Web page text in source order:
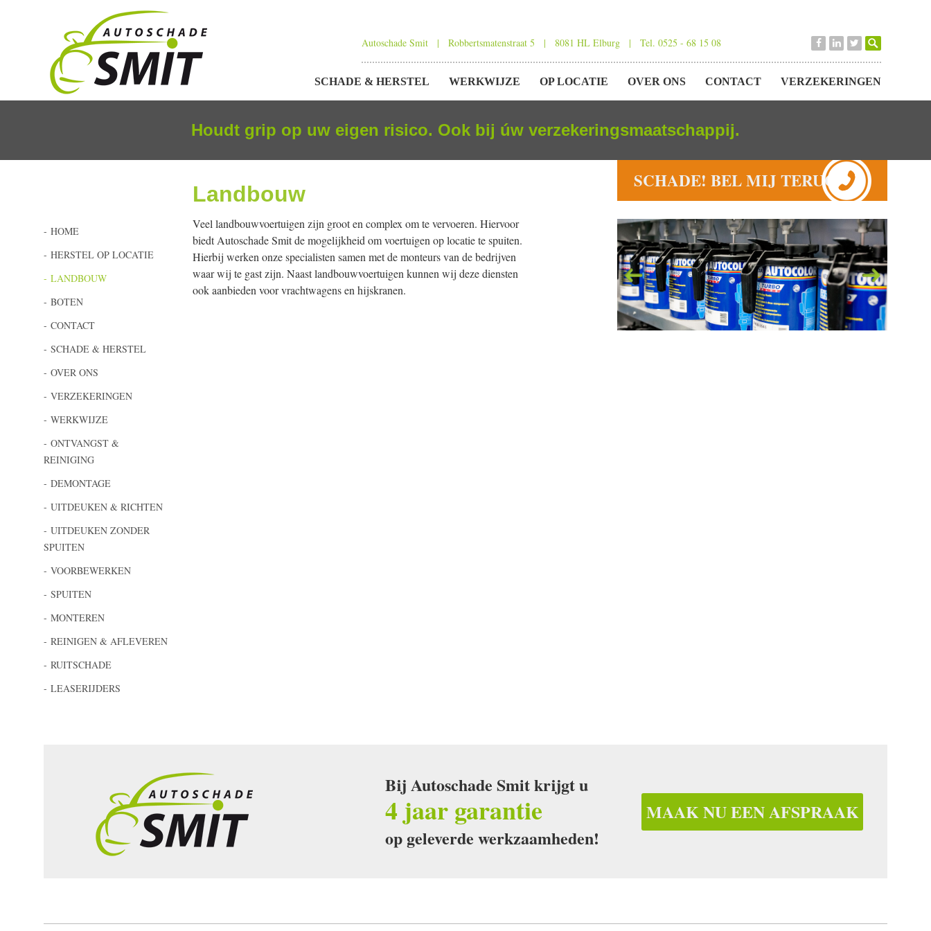
Autoschade Smit | Robbertsmatenstraat 5 | 8081 HL Elburg | Tel. 0525 - 68 15 08
SPRINGEN
SCHADE & HERSTEL WERKWIJZE OP LOCATIE OVER ONS CONTACT VERZEKERINGEN
Houdt grip op uw eigen risico. Ook bij úw verzekeringsmaatschappij.
SCHADE! BEL MIJ TERUG!
HOME
HERSTEL OP LOCATIE
LANDBOUW
BOTEN
CONTACT
SCHADE & HERSTEL
OVER ONS
VERZEKERINGEN
WERKWIJZE
ONTVANGST &
REINIGING
DEMONTAGE
UITDEUKEN & RICHTEN
UITDEUKEN ZONDER
SPUITEN
VOORBEWERKEN
SPUITEN
MONTEREN
REINIGEN & AFLEVEREN
RUITSCHADE
LEASERIJDERS
Landbouw
Veel landbouwvoertuigen zijn groot en complex om te vervoeren. Hiervoor
biedt Autoschade Smit de mogelijkheid om voertuigen op locatie te spuiten.
Hierbij werken onze specialisten samen met de monteurs van de bedrijven
waar wij te gast zijn. Naast landbouwvoertuigen kunnen wij deze diensten
ook aanbieden voor vrachtwagens en hijskranen.
MAAK NU EEN AFSPRAAK
Bij Autoschade Smit krijgt u
4 jaar garantie
op geleverde werkzaamheden!